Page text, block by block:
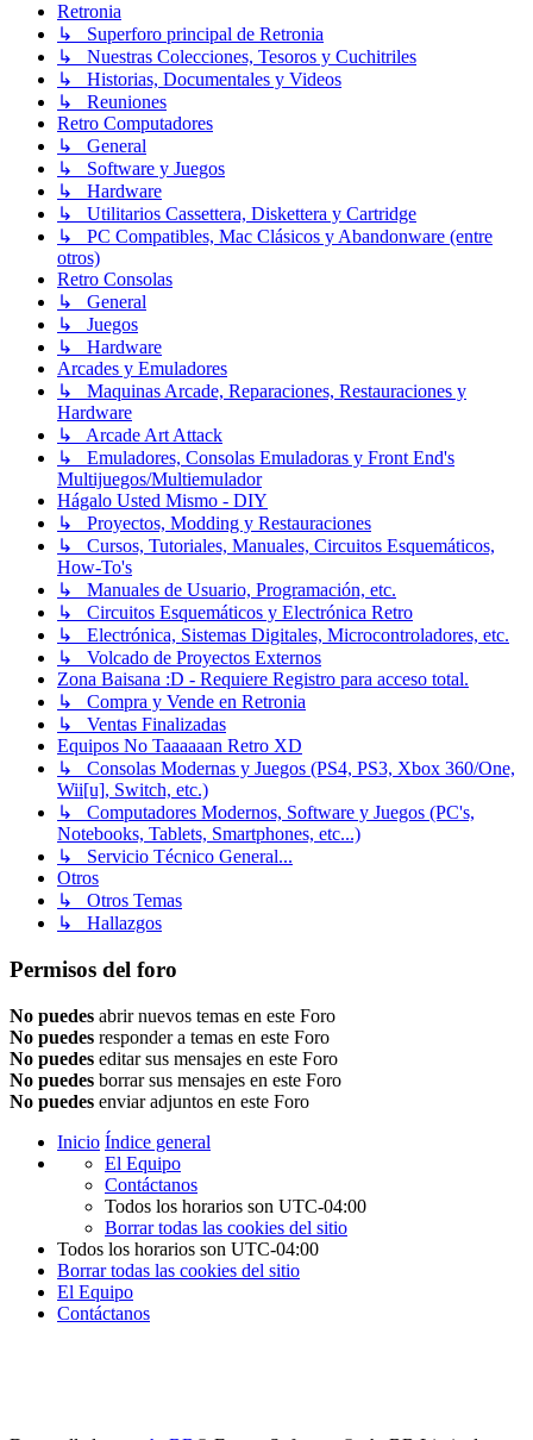
Retronia
↳ Superforo principal de Retronia
↳ Nuestras Colecciones, Tesoros y Cuchitriles
↳ Historias, Documentales y Videos
↳ Reuniones
Retro Computadores
↳ General
↳ Software y Juegos
↳ Hardware
↳ Utilitarios Cassettera, Diskettera y Cartridge
↳ PC Compatibles, Mac Clásicos y Abandonware (entre
otros)
Retro Consolas
↳ General
↳ Juegos
↳ Hardware
Arcades y Emuladores
↳ Maquinas Arcade, Reparaciones, Restauraciones y
Hardware
↳ Arcade Art Attack
↳ Emuladores, Consolas Emuladoras y Front End's
Multijuegos/Multiemulador
Hágalo Usted Mismo - DIY
↳ Proyectos, Modding y Restauraciones
↳ Cursos, Tutoriales, Manuales, Circuitos Esquemáticos,
How-To's
↳ Manuales de Usuario, Programación, etc.
↳ Circuitos Esquemáticos y Electrónica Retro
↳ Electrónica, Sistemas Digitales, Microcontroladores, etc.
↳ Volcado de Proyectos Externos
Zona Baisana :D - Requiere Registro para acceso total.
↳ Compra y Vende en Retronia
↳ Ventas Finalizadas
Equipos No Taaaaaan Retro XD
↳ Consolas Modernas y Juegos (PS4, PS3, Xbox 360/One,
Wii[u], Switch, etc.)
↳ Computadores Modernos, Software y Juegos (PC's,
Notebooks, Tablets, Smartphones, etc...)
↳ Servicio Técnico General...
Otros
↳ Otros Temas
↳ Hallazgos
Permisos del foro
No puedes abrir nuevos temas en este Foro
No puedes responder a temas en este Foro
No puedes editar sus mensajes en este Foro
No puedes borrar sus mensajes en este Foro
No puedes enviar adjuntos en este Foro
Inicio Índice general
El Equipo
Contáctanos
Todos los horarios son UTC-04:00
Borrar todas las cookies del sitio
Todos los horarios son UTC-04:00
Borrar todas las cookies del sitio
El Equipo
Contáctanos